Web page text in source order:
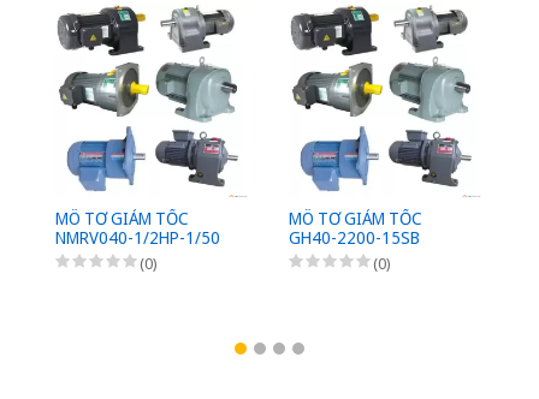
MÔ TƠ GIẢM TỐC
NMRV040-1/2HP-1/50
(0)
MÔ TƠ GIẢM TỐC
GH40-2200-15SB
(0)